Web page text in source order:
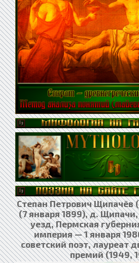
Степан Петрович Щипачёв
(7 января 1899), д.
уезд, Пермская
империя — 1 января
советский поэт, лауреат
премий (1949,